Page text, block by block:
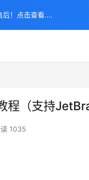
（支持
1035
后！点击查看....